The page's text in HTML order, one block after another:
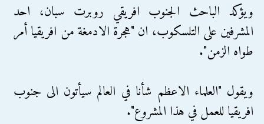
ويؤكد الباحث الجنوب افريقي روبرت سبان، احد
المشرفين على التلسكوب، ان "هجرة الادمغة من افريقيا أمر
طواه الزمن".
ويقول "العلماء الاعظم شأنا في العالم سيأتون الى جنوب
افريقيا للعمل في هذا المشروع".